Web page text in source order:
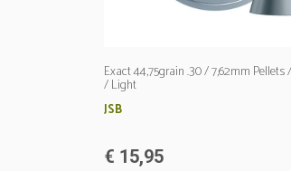
Exact 44,75grain .30 / 7,62mm Pellets
/ Light
JSB
€ 15,95